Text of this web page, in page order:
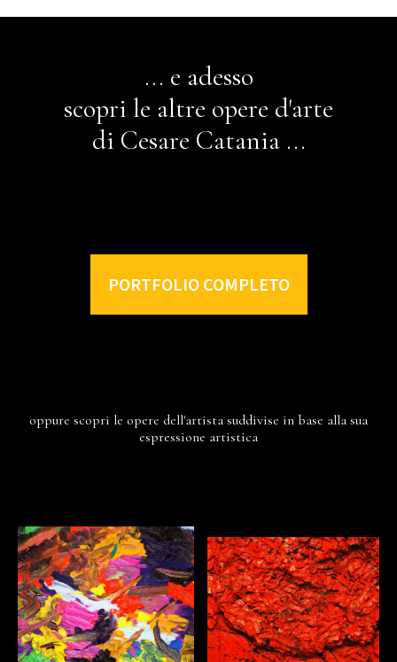
... e adesso
scopri le altre opere d'arte
di Cesare Catania ...
PORTFOLIO COMPLETO
oppure scopri le opere dell'artista suddivise in base alla sua
espressione artistica